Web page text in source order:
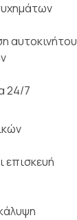
αυτοκινήτου
24/7
επισκευή